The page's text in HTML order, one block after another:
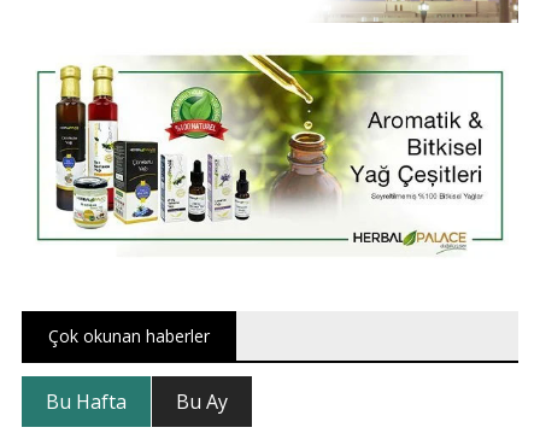
Çok okunan haberler
Bu Hafta Bu Ay